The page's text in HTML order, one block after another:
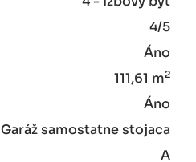
4/5
Áno
111,61 m2
Áno
Garáž samostatne stojaca
A